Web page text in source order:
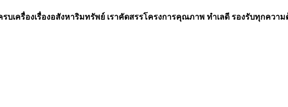
บเครื่องเรื่องอสังหาริมทรัพย์ เราคัดสรรโครงการคุณภาพ ทำเลดี รองรับทุกควา